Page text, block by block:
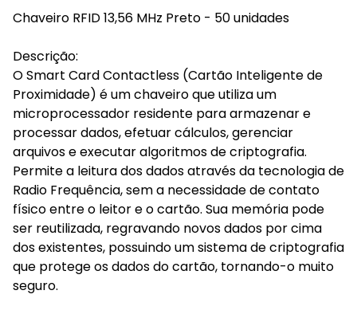
Chaveiro RFID 13,56 MHz Preto - 50 unidades
Descrição:
O Smart Card Contactless (Cartão Inteligente de
Proximidade) é um chaveiro que utiliza um
microprocessador residente para armazenar e
processar dados, efetuar cálculos, gerenciar
arquivos e executar algoritmos de criptografia.
Permite a leitura dos dados através da tecnologia de
Radio Frequência, sem a necessidade de contato
físico entre o leitor e o cartão. Sua memória pode
ser reutilizada, regravando novos dados por cima
dos existentes, possuindo um sistema de criptografia
que protege os dados do cartão, tornando-o muito
seguro.